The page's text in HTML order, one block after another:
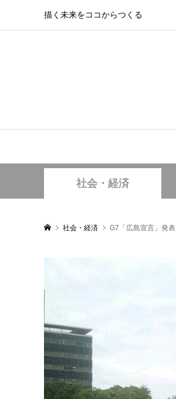
描く未来をココからつくる
社会・経済
社会・経済 G7「広島宣言」発